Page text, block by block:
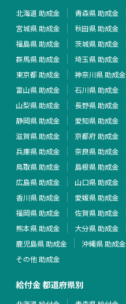
北海道 助成金 青森県 助成金
宮城県 助成金
秋田県 助成金
福島県 助成金
茨城県 助成金
群馬県 助成金
埼玉県 助成金
東京都 助成金
神奈川県 助成金
富山県 助成金
石川県 助成金
山梨県 助成金
長野県 助成金
静岡県 助成金
愛知県 助成金
滋賀県 助成金
京都府 助成金
兵庫県 助成金
奈良県 助成金
鳥取県 助成金
島根県 助成金
広島県 助成金
山口県 助成金
香川県 助成金
愛媛県 助成金
福岡県 助成金
佐賀県 助成金
熊本県 助成金
大分県 助成金
鹿児島県 助成金
沖縄県 助成金
その他 助成金
給付金 都道府県別